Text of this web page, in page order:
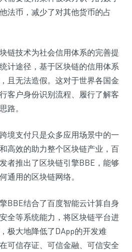
法币，减少了对其他货币的占
链技术为社会信用体系的完善提
计途径，基于区块链的信用体系
且无法造假。这对于世界各国金
客户身份识别流程、履行了解客
路。
境支付只是众多应用场景中的一
高效的助力整个区块链产业，百
者推出了区块链引擎BBE，能够
通用的区块链网络。
BBE结合了百度智能云计算自身
全等系统能力，将区块链平台进
极大地降低了DApp的开发难
可信存证、可信金融、可信安全